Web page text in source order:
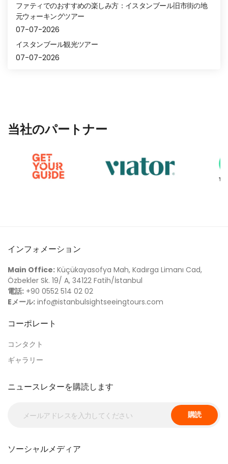
ファティでのおすすめの楽しみ方：イスタンブール旧市街の地
元ウォーキングツアー
07-07-2026
イスタンブール観光ツアー
07-07-2026
当社のパートナー
インフォメーション
Main Office: Küçükayasofya Mah, Kadırga Limanı Cad,
Özbekler Sk. 19/ A, 34122 Fatih/İstanbul
電話: +90 0552 514 02 02
Eメール: info@istanbulsightseeingtours.com
コーポレート
コンタクト
ギャラリー
ニュースレターを購読します
購読
ソーシャルメディア